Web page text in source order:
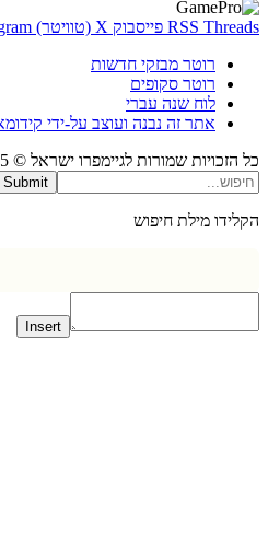
RSS פייסבוק X (טוויטר)
Telegram
רוטר מבזקי חדשות
רוטר סקופים
לוח שנה עברי
אתר זה נבנה ועוצב על-ידי קידומא |
שמורות לגיימפרו ישראל © 2025
Submit
מילת חיפוש
Insert